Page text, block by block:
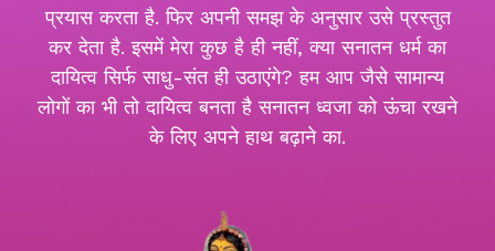
प्रयास करता है. फिर अपनी समझ के अनुसार उसे प्रस्तुत
कर देता है. इसमें मेरा कुछ है ही नहीं, क्या सनातन धर्म का
दायित्व सिर्फ साधु-संत ही उठाएंगे? हम आप जैसे सामान्य
लोगों का भी तो दायित्व बनता है सनातन ध्वजा को ऊंचा रखने
के लिए अपने हाथ बढ़ाने का.